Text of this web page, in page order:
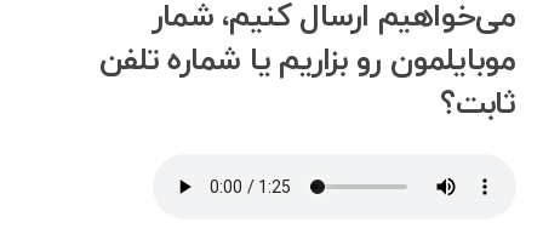
می‌خواهیم ارسال کنیم، شمار
موبایلمون رو بزاریم یا شماره تلفن
ثابت؟